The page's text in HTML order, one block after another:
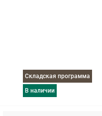
Складская программа
в наличии